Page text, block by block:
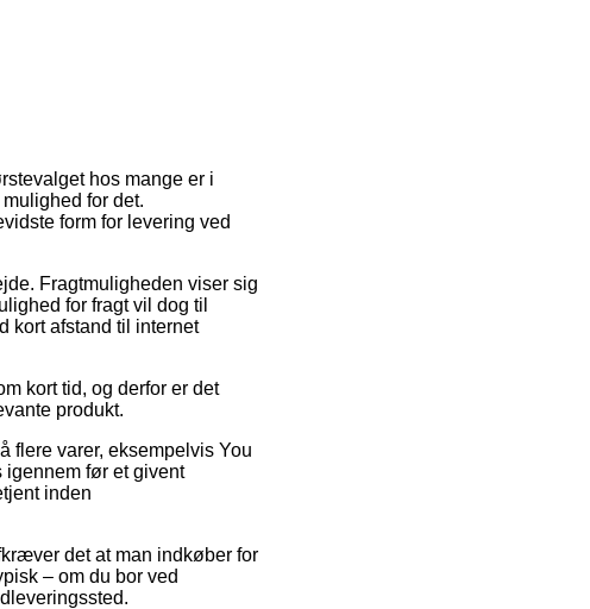
hos mange er i
for det.
form for levering ved
Fragtmuligheden viser sig
for fragt vil dog til
kort afstand til internet
kort tid, og derfor er det
produkt.
flere varer, eksempelvis You
før et givent
inden
det at man indkøber for
– om du bor ved